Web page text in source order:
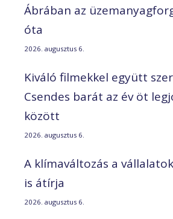
Ábrában az
óta
2026. augusztus 6.
Kiváló filmekkel együtt
Csendes barát az év öt
között
2026. augusztus 6.
A klímaváltozás a
is átírja
2026. augusztus 6.